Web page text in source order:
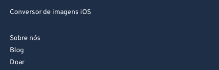
Conversor de imagens iOS
Sobre nós
Blog
Doar